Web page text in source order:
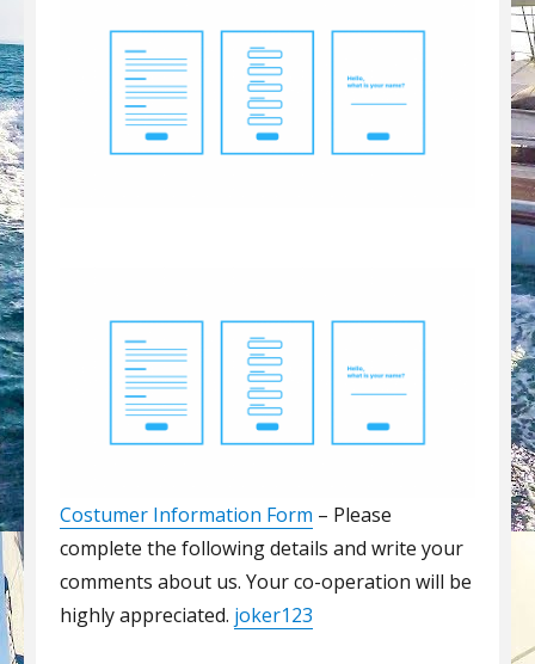
Costumer Information Form – Please
complete the following details and write your
comments about us. Your co-operation will be
highly appreciated. joker123